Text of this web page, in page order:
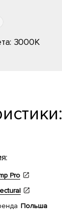
3000K
Pro
Польша